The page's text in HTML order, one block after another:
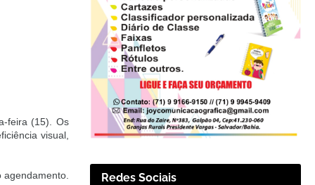
feira (15). Os
visual,
Redes Sociais